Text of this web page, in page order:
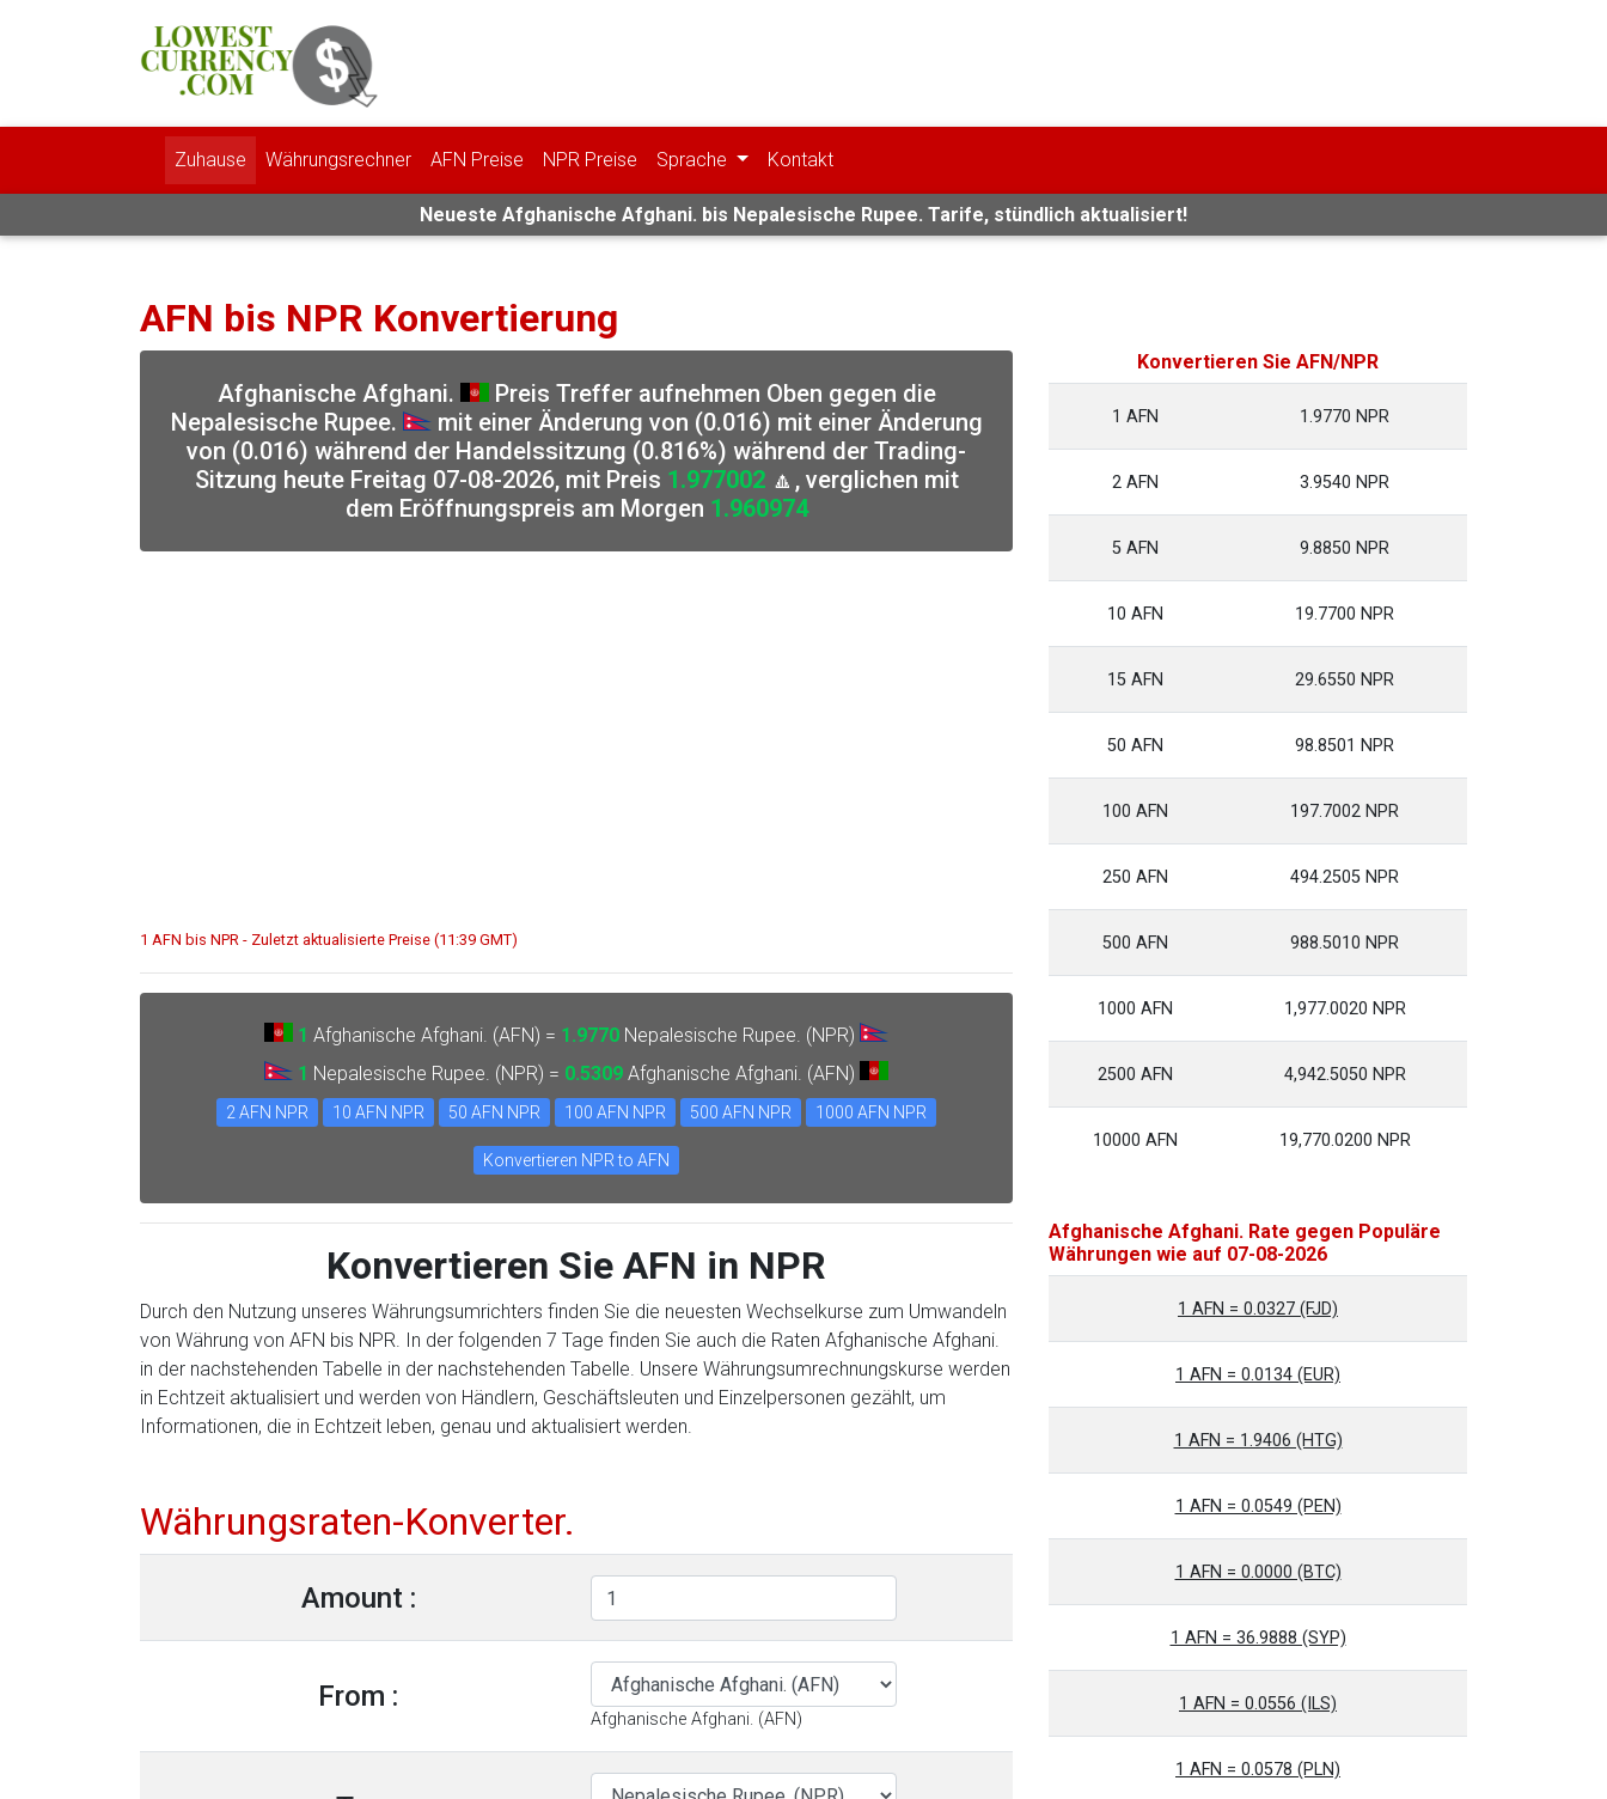
Zuhause Währungsrechner AFN Preise NPR Preise Sprache Kontakt
Neueste Afghanische Afghani. bis Nepalesische Rupee. Tarife, stündlich aktualisiert!
AFN bis NPR Konvertierung
Afghanische Afghani.
Preis Treffer aufnehmen Oben gegen die
Nepalesische Rupee.
mit einer Änderung von (0.016) mit einer Änderung
von (0.016) während der Handelssitzung (0.816%) während der Trading-
Sitzung heute Freitag 07-08-2026, mit Preis 1.977002🔼, verglichen mit
dem Eröffnungspreis am Morgen 1.960974
1 AFN bis NPR - Zuletzt aktualisierte Preise (11:39 GMT)
1 Afghanische Afghani. (AFN) = 1.9770 Nepalesische Rupee. (NPR)
1 Nepalesische Rupee. (NPR) = 0.5309 Afghanische Afghani. (AFN)
2 AFN NPR 10 AFN NPR 50 AFN NPR 100 AFN NPR 500 AFN NPR 1000 AFN NPR
Konvertieren NPR to AFN
Konvertieren Sie AFN in NPR
Durch den Nutzung unseres Währungsumrichters finden Sie die neuesten Wechselkurse zum Umwandeln
von Währung von AFN bis NPR. In der folgenden 7 Tage finden Sie auch die Raten Afghanische Afghani.
in der nachstehenden Tabelle in der nachstehenden Tabelle. Unsere Währungsumrechnungskurse werden
in Echtzeit aktualisiert und werden von Händlern, Geschäftsleuten und Einzelpersonen gezählt, um
Informationen, die in Echtzeit leben, genau und aktualisiert werden.
Währungsraten-Konverter.
Amount :
From :
Afghanische Afghani. (AFN)
Konvertieren Sie AFN/NPR
1 AFN 1.9770 NPR
2 AFN 3.9540 NPR
5 AFN 9.8850 NPR
10 AFN 19.7700 NPR
15 AFN 29.6550 NPR
50 AFN 98.8501 NPR
100 AFN 197.7002 NPR
250 AFN 494.2505 NPR
500 AFN 988.5010 NPR
1000 AFN 1,977.0020 NPR
2500 AFN 4,942.5050 NPR
10000 AFN 19,770.0200 NPR
Afghanische Afghani. Rate gegen Populäre
Währungen wie auf 07-08-2026
1 AFN = 0.0327 (FJD)
1 AFN = 0.0134 (EUR)
1 AFN = 1.9406 (HTG)
1 AFN = 0.0549 (PEN)
1 AFN = 0.0000 (BTC)
1 AFN = 36.9888 (SYP)
1 AFN = 0.0556 (ILS)
1 AFN = 0.0578 (PLN)